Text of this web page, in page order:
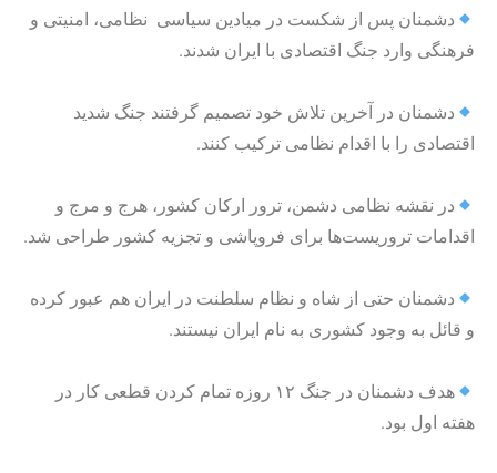
دشمنان پس از شکست در میادین سیاسی نظامی، امنیتی و
فرهنگی وارد جنگ اقتصادی با ایران شدند.
دشمنان در آخرین تلاش خود تصمیم گرفتند جنگ شدید
اقتصادی را با اقدام نظامی ترکیب کنند.
در نقشه نظامی دشمن، ترور ارکان کشور، هرج و مرج و
اقدامات تروریست‌ها برای فروپاشی و تجزیه کشور طراحی شد.
دشمنان حتی از شاه و نظام سلطنت در ایران هم عبور کرده
و قائل به وجود کشوری به نام ایران نیستند.
هدف دشمنان در جنگ ۱۲ روزه تمام کردن قطعی کار در
هفته اول بود.